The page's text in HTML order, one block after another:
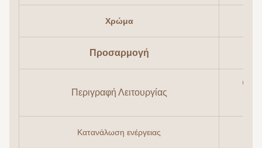
Χρώμα
Προσαρμογή
Περιγραφή Λειτουργίας
Κατανάλωση ενέργειας